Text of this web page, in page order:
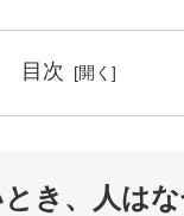
目次
き、人は